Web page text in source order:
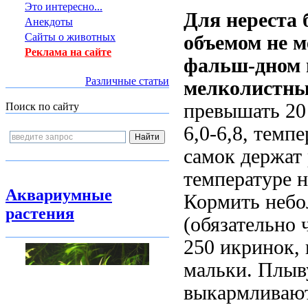
Это интересно...
Анекдоты
Сайты о животных
Реклама на сайте
Различные статьи
Поиск по сайту
Аквариумные
растения
Для нереста
объемом не
фальш-дном
превышать
6,0-6,8,
самок держат
температуре
Кормить
(обязательно
250 икринок,
мальки.